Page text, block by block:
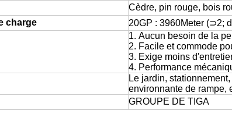
Cèdre, pin rouge, bois
charge
20GP : 3960Meter (⊃2;
1. Aucun besoin de la
2. Facile et commode
3. Exige moins
4. Performance
Le jardin,
environnante de rampe,
GROUPE DE TIGA